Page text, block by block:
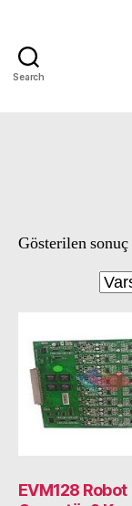
Search
Gösterilen sonuç
EVM128 Robot